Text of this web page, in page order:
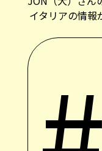
イタリアの情報